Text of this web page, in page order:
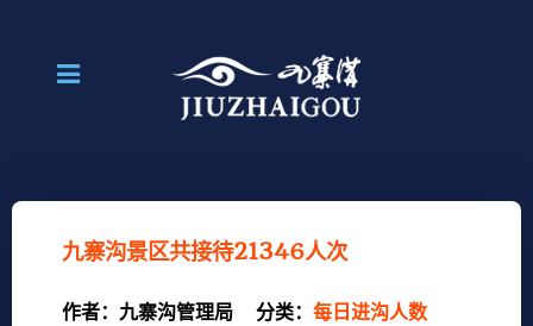
九寨沟景区共接待21346人次
作者： 九寨沟管理局 分类： 每日进沟人数